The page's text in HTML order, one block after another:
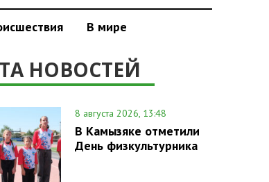
В мире
НОВОСТЕЙ
8 августа 2026, 13:48
В Камызяке отметили
День физкультурника